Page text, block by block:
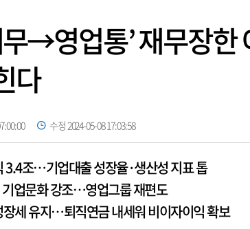
→영업통’ 재무장
다
수정 2024-05-08 17:03:58
3.4조…기업대출 성장율·생산성 지표 톱
기업문화 강조…영업그룹 재편도
장세 유지…퇴직연금 내세워 비이자이익 확보